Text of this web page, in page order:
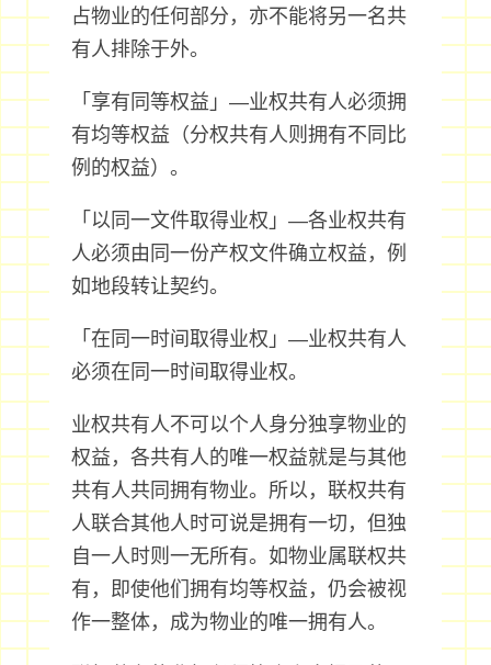
占物业的任何部分，亦不能将另一名共
有人排除于外。
「享有同等权益」—业权共有人必须拥
有均等权益（分权共有人则拥有不同比
例的权益）。
「以同一文件取得业权」—各业权共有
人必须由同一份产权文件确立权益，例
如地段转让契约。
「在同一时间取得业权」—业权共有人
必须在同一时间取得业权。
业权共有人不可以个人身分独享物业的
权益，各共有人的唯一权益就是与其他
共有人共同拥有物业。所以，联权共有
人联合其他人时可说是拥有一切，但独
自一人时则一无所有。如物业属联权共
有，即使他们拥有均等权益，仍会被视
作一整体，成为物业的唯一拥有人。